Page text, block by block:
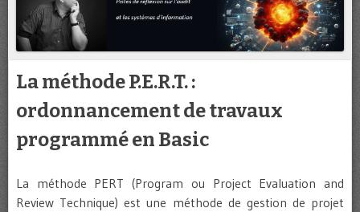
systèmes
d’information
La méthode P.E.R.T. :
ordonnancement de travaux
programmé en Basic
La méthode PERT (Program ou Project Evaluation and
Review Technique) est une méthode de gestion de projet